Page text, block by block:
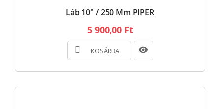
Láb 10" / 250 Mm PIPER
5 900,00 Ft
KOSÁRBA